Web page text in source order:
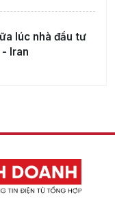
lúc nhà đầu tư
Iran